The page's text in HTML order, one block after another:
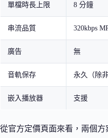
單檔時長上限 8 分鐘
串流品質 320kbps
廣告 無
音軌保存 永久（除
嵌入播放器 支援
從官方定價頁面來看，兩個